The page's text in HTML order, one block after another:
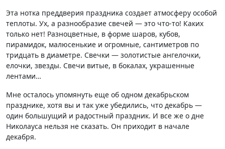
Эта нотка преддверия праздника создает атмосферу особой
теплоты. Ух, а разнообразие свечей — это что-то! Каких
только нет! Разноцветные, в форме шаров, кубов,
пирамидок, малюсенькие и огромные, сантиметров по
тридцать в диаметре. Свечки — золотистые ангелочки,
елочки, звезды. Свечи витые, в бокалах, украшенные
лентами…
Мне осталось упомянуть еще об одном декабрьском
празднике, хотя вы и так уже убедились, что декабрь —
один большущий и радостный праздник. И все же о дне
Николауса нельзя не сказать. Он приходит в начале
декабря.